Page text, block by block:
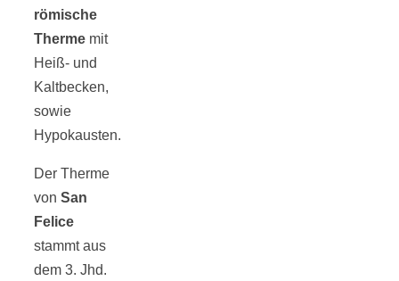
römische
Therme mit
Heiß- und
Kaltbecken,
sowie
Hypokausten.
Der Therme
von San
Felice
stammt aus
dem 3. Jhd.